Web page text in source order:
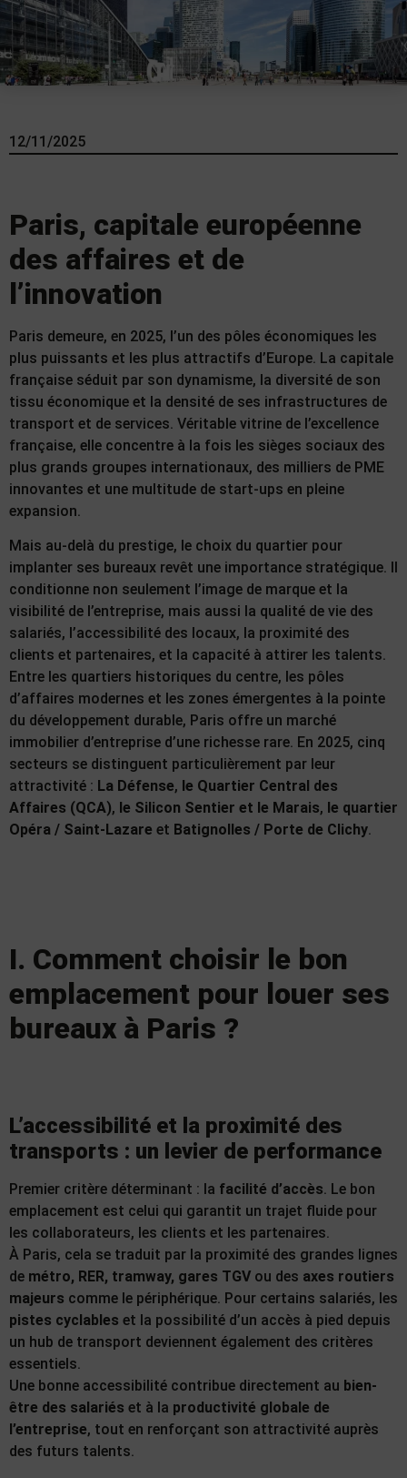
12/11/2025
Paris, capitale européenne
des affaires et de
l’innovation
Paris demeure, en 2025, l’un des pôles économiques les
plus puissants et les plus attractifs d’Europe. La capitale
française séduit par son dynamisme, la diversité de son
tissu économique et la densité de ses infrastructures de
transport et de services. Véritable vitrine de l’excellence
française, elle concentre à la fois les sièges sociaux des
plus grands groupes internationaux, des milliers de PME
innovantes et une multitude de start-ups en pleine
expansion.
Mais au-delà du prestige, le choix du quartier pour
implanter ses bureaux revêt une importance stratégique. Il
conditionne non seulement l’image de marque et la
visibilité de l’entreprise, mais aussi la qualité de vie des
salariés, l’accessibilité des locaux, la proximité des
clients et partenaires, et la capacité à attirer les talents.
Entre les quartiers historiques du centre, les pôles
d’affaires modernes et les zones émergentes à la pointe
du développement durable, Paris offre un marché
immobilier d’entreprise d’une richesse rare. En 2025, cinq
secteurs se distinguent particulièrement par leur
attractivité : La Défense, le Quartier Central des
Affaires (QCA), le Silicon Sentier et le Marais, le quartier
Opéra / Saint-Lazare et Batignolles / Porte de Clichy.
I. Comment choisir le bon
emplacement pour louer ses
bureaux à Paris ?
L’accessibilité et la proximité des
transports : un levier de performance
Premier critère déterminant : la facilité d’accès. Le bon
emplacement est celui qui garantit un trajet fluide pour
les collaborateurs, les clients et les partenaires.
À Paris, cela se traduit par la proximité des grandes lignes
de métro, RER, tramway, gares TGV ou des axes routiers
majeurs comme le périphérique. Pour certains salariés, les
pistes cyclables et la possibilité d’un accès à pied depuis
un hub de transport deviennent également des critères
essentiels.
Une bonne accessibilité contribue directement au bien-
être des salariés et à la productivité globale de
l’entreprise, tout en renforçant son attractivité auprès
des futurs talents.